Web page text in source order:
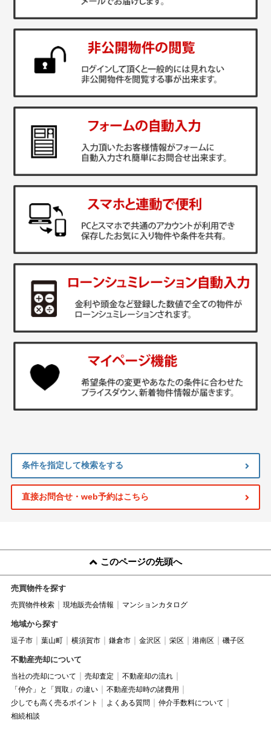
条件を指定して検索をする
直接お問合せ・web予約はこちら
このページの先頭へ
売買物件を探す
売買物件検索 現地販売会情報 マンションカタログ
地域から探す
逗子市 葉山町 横須賀市 鎌倉市 金沢区 栄区 港南区 磯子区
不動産売却について
当社の売却について 売却査定
不動産却の流れ
「仲介」と「買取」の違い
不動産売却時の諸費用
少しでも高く売るポイント
よくある質問
仲介手数料について
相続相談